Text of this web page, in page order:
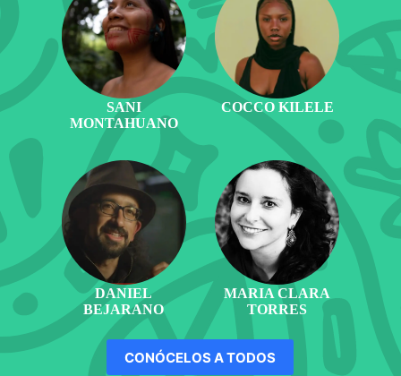
SANI
MONTAHUANO
COCCO KILELE
DANIEL
BEJARANO
MARIA CLARA
TORRES
CONÓCELOS A TODOS